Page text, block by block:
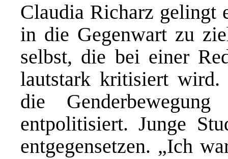
Claudia Richarz gelingt
in die Gegenwart zu
selbst, die bei einer
lautstark kritisiert
die
entpolitisiert. Junge
entgegensetzen. „Ich